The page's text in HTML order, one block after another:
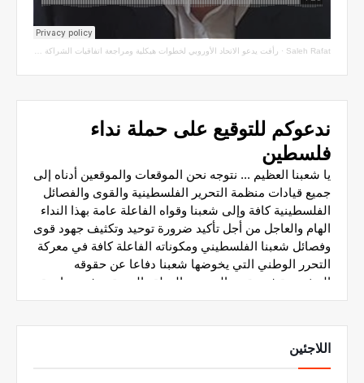
Saleh Rafat
· رأفت يدعو الاتحاد الأوروبي لخطوات هيكلية ومراجعة اتفاقيات الشراكة مع سلطة الاحتلال
اللاجئين